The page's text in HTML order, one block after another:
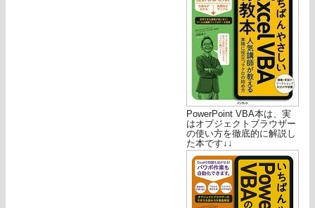
PowerPoint VBA本は、実
はオブジェクトブラウザー
の使い方を徹底的に解説し
た本です↓↓